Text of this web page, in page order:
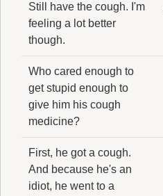
Still have the cough. I'm
feeling a lot better
though.
Who cared enough to
get stupid enough to
give him his cough
medicine?
First, he got a cough.
And because he's an
idiot, he went to a